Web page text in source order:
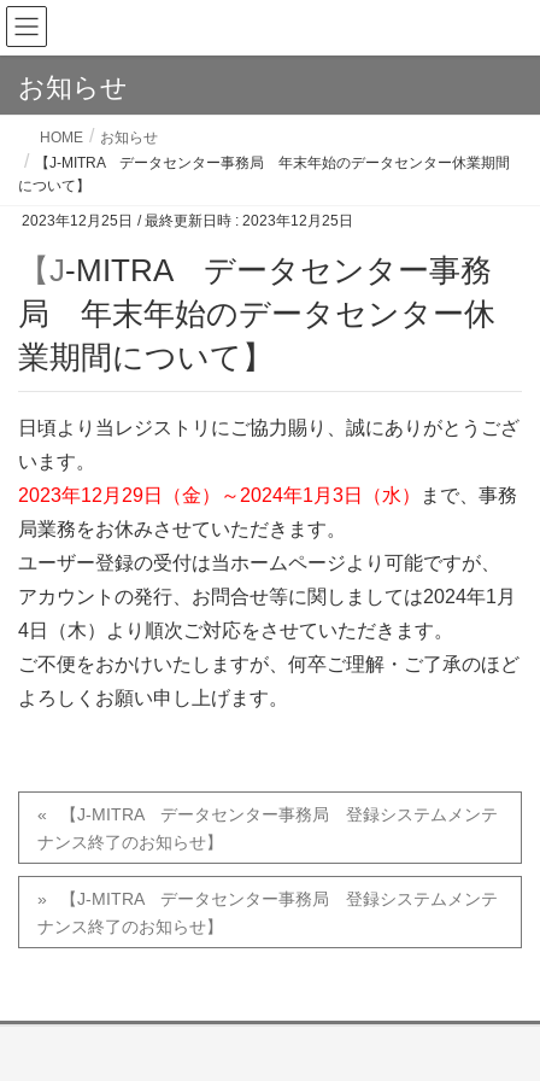
お知らせ
HOME
お知らせ
【J-MITRA データセンター事務局 年末年始のデータセンター休業期間
について】
2023年12月25日 / 最終更新日時 : 2023年12月25日
【J-MITRA データセンター事務
局 年末年始のデータセンター休
業期間について】
日頃より当レジストリにご協力賜り、誠にありがとうござ
います。
2023年12月29日（金）～2024年1月3日（水）
まで、事務
局業務をお休みさせていただきます。
ユーザー登録の受付は当ホームページより可能ですが、
アカウントの発行、お問合せ等に関しましては2024年1月
4日（木）より順次ご対応をさせていただきます。
ご不便をおかけいたしますが、何卒ご理解・ご了承のほど
よろしくお願い申し上げます。
【J-MITRA データセンター事務局 登録システムメンテ
ナンス終了のお知らせ】
【J-MITRA データセンター事務局 登録システムメンテ
ナンス終了のお知らせ】